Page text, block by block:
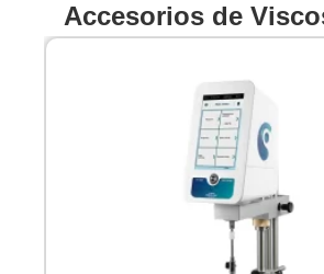
Accesorios de